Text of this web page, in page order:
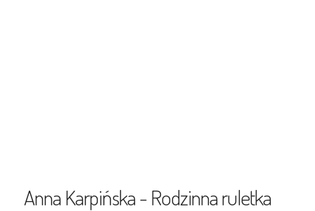
Anna Karpińska - Rodzinna ruletka